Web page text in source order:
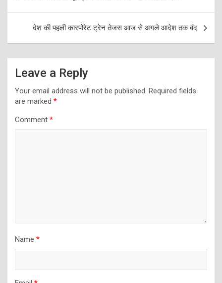
देश की पहली कारपोरेट ट्रेन तेजस आज से अगले आदेश तक बंद
Leave a Reply
Your email address will not be published. Required fields
are marked *
Comment *
Name *